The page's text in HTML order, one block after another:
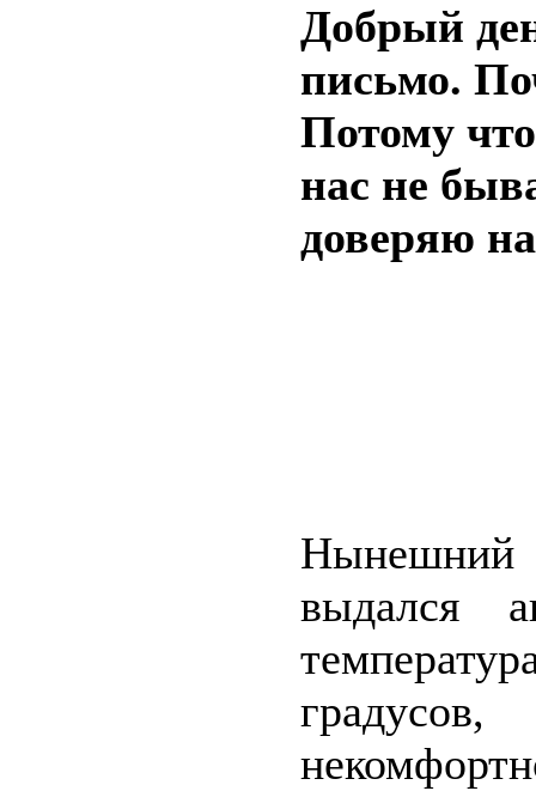
Добрый
письмо.
Потому
нас не
доверяю
Нынешний
выдался